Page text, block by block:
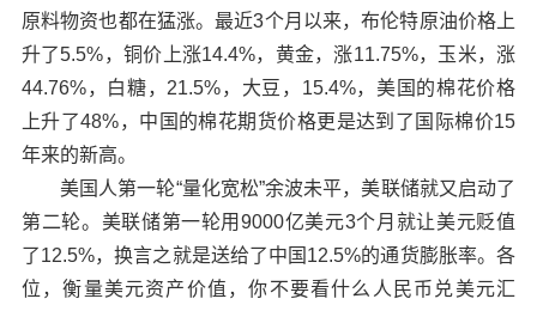
原料物资也都在猛涨。最近3个月以来，布伦特原油价格上
升了5.5%，铜价上涨14.4%，黄金，涨11.75%，玉米，涨
44.76%，白糖，21.5%，大豆，15.4%，美国的棉花价格
上升了48%，中国的棉花期货价格更是达到了国际棉价15
年来的新高。
美国人第一轮“量化宽松”余波未平，美联储就又启动了
第二轮。美联储第一轮用9000亿美元3个月就让美元贬值
了12.5%，换言之就是送给了中国12.5%的通货膨胀率。各
位，衡量美元资产价值，你不要看什么人民币兑美元汇